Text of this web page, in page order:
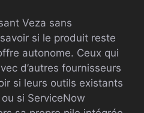
Veza sans
si le produit reste
autonome. Ceux qui
d’autres fournisseurs
si leurs outils existants
si ServiceNow